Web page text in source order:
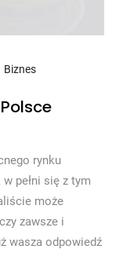
Biznes
rynku
pełni się z tym
może
zawsze i
wasza odpowiedź